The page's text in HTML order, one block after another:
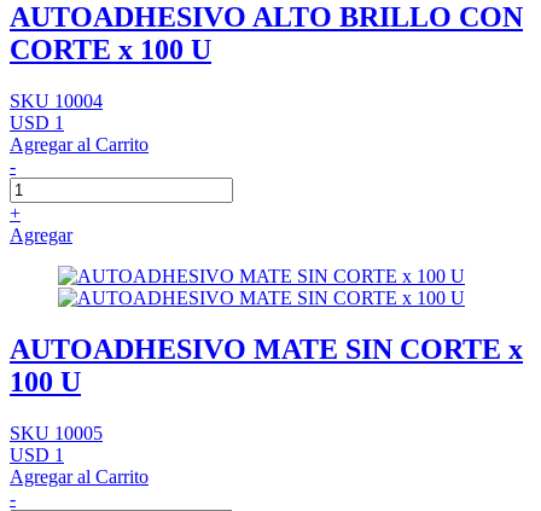
AUTOADHESIVO ALTO BRILLO CON
CORTE x 100 U
SKU 10004
USD 1
Agregar al Carrito
-
+
Agregar
AUTOADHESIVO MATE SIN CORTE x
100 U
SKU 10005
USD 1
Agregar al Carrito
-